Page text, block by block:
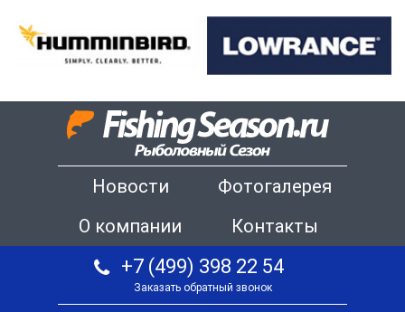
Новости
Фотогалерея
О компании
Контакты
+7 (499) 398 22 54
Заказать обратный звонок